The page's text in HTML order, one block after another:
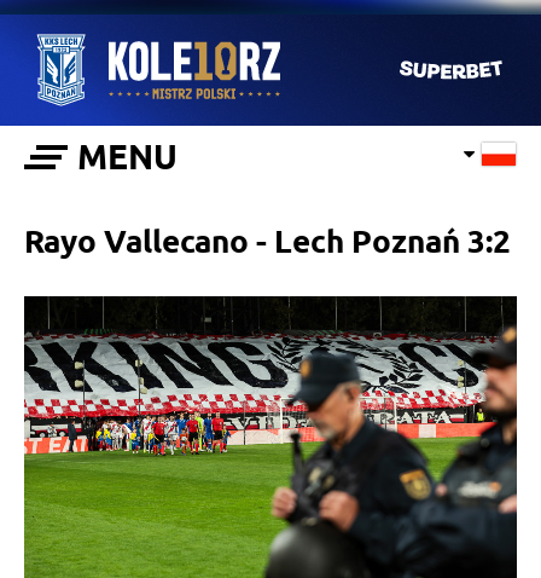
MENU
Rayo Vallecano - Lech Poznań 3:2